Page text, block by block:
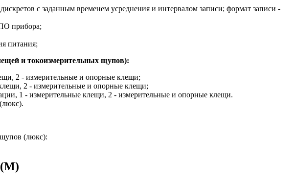
с заданным временем усреднения и интервалом записи; формат записи -
прибора;
питания;
и токоизмерительных щупов):
2 - измерительные и опорные клещи;
2 - измерительные и опорные клещи;
1 - измерительные клещи, 2 - измерительные и опорные клещи.
(люкс):